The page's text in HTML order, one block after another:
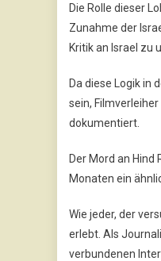
Die Rolle dieser
Zunahme der
Kritik an Israel zu
Da diese Logik in
sein,
dokumentiert.
Der Mord an
Monaten ein
Wie jeder, der
erlebt. Als
verbundenen